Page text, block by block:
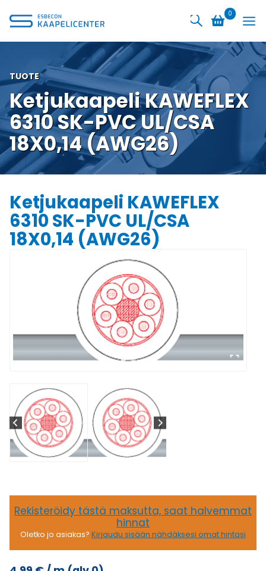
sisältöön
0
TUOTE
Ketjukaapeli KAWEFLEX
6310 SK-PVC UL/CSA
18X0,14 (AWG26)
Ketjukaapeli KAWEFLEX
6310 SK-PVC UL/CSA
18X0,14 (AWG26)
Rekisteröidy tästä maksutta, saat halvemmat
hinnat
Oletko jo asiakas? Kirjaudu sisään nähdäksesi omat hintasi